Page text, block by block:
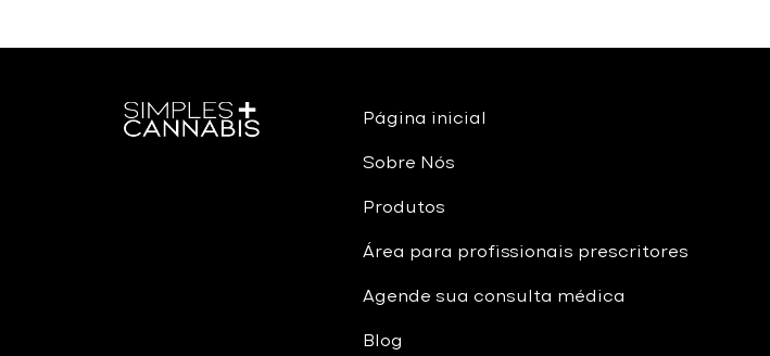
Página inicial
Sobre Nós
Produtos
Área para profissionais prescritores
Agende sua consulta médica
Blog